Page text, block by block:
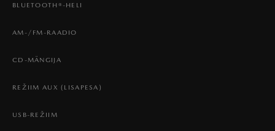
BLUETOOTH®-HELI
AM-/FM-RAADIO
CD-MÄNGIJA
REŽIIM AUX (LISAPESA)
USB-REŽIIM